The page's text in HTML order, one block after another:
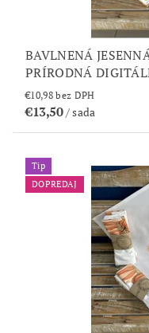
BAVLNENÁ
PRÍRODNÁ
€10,98 bez DPH
€13,50/ sada
Tip
DOPREDAJ